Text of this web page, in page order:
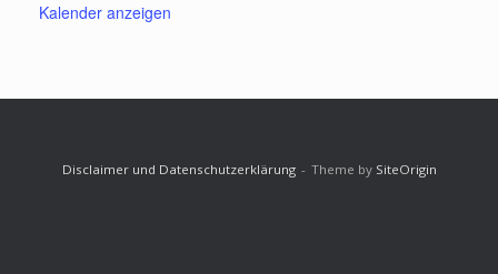
Kalender anzeigen
Disclaimer und Datenschutzerklärung Theme by SiteOrigin